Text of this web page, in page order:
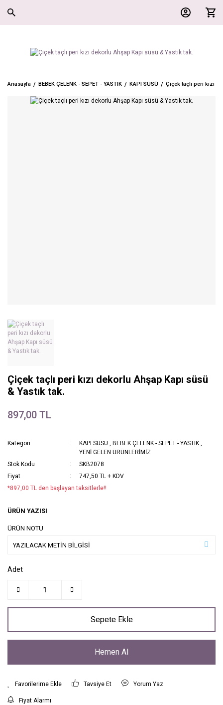
Anasayfa BEBEK ÇELENK - SEPET - YASTIK KAPI SÜSÜ Çiçek taçlı peri kızı
Çiçek taçlı peri kızı dekorlu Ahşap Kapı süsü
& Yastık tak.
897,00 TL
Kategori KAPI SÜSÜ , BEBEK ÇELENK - SEPET - YASTIK ,
YENİ GELEN ÜRÜNLERİMİZ
Stok Kodu
SKB2078
Fiyat
747,50 TL + KDV
*897,00 TL den başlayan taksitlerle!!
ÜRÜN YAZISI
ÜRÜN NOTU
Adet
Sepete Ekle
Hemen Al
Tavsiye Et Yorum Yaz
Fiyat Alarmı